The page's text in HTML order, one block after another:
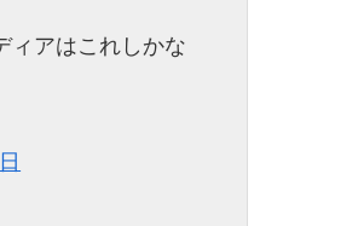
ィアはこれしかな